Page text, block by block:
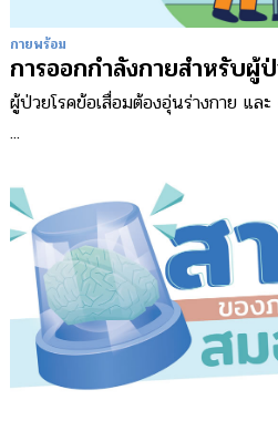
กายพร้อม
การออกกำลังกายสำหรับผู้
ผู้ป่วยโรคข้อเสื่อมต้องอุ่นร่างกาย แ
...